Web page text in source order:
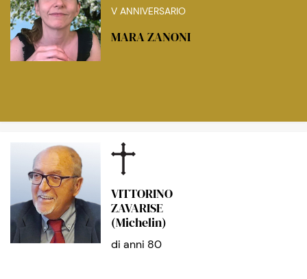
V ANNIVERSARIO
MARA ZANONI
VITTORINO
ZAVARISE
(Michelin)
di anni 80